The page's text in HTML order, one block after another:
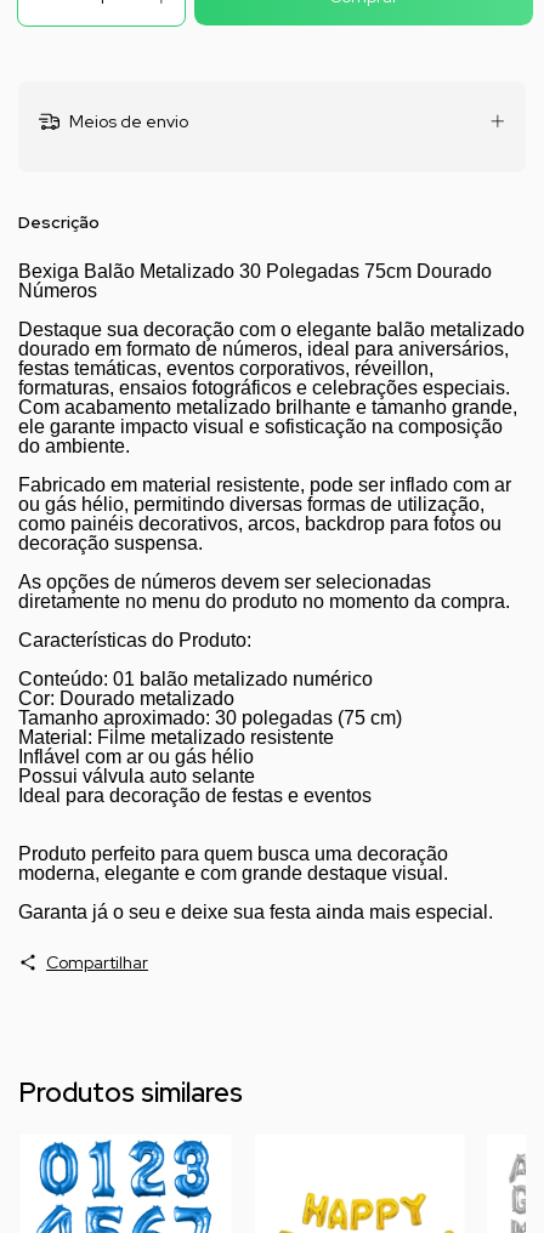
Meios de envio
Descrição
Bexiga Balão Metalizado 30 Polegadas 75cm Dourado
Números
Destaque sua decoração com o elegante balão metalizado
dourado em formato de números, ideal para aniversários,
festas temáticas, eventos corporativos, réveillon,
formaturas, ensaios fotográficos e celebrações especiais.
Com acabamento metalizado brilhante e tamanho grande,
ele garante impacto visual e sofisticação na composição
do ambiente.
Fabricado em material resistente, pode ser inflado com ar
ou gás hélio, permitindo diversas formas de utilização,
como painéis decorativos, arcos, backdrop para fotos ou
decoração suspensa.
As opções de números devem ser selecionadas
diretamente no menu do produto no momento da compra.
Características do Produto:
Conteúdo: 01 balão metalizado numérico
Cor: Dourado metalizado
Tamanho aproximado: 30 polegadas (75 cm)
Material: Filme metalizado resistente
Inflável com ar ou gás hélio
Possui válvula auto selante
Ideal para decoração de festas e eventos
Produto perfeito para quem busca uma decoração
moderna, elegante e com grande destaque visual.
Garanta já o seu e deixe sua festa ainda mais especial.
Compartilhar
Produtos similares